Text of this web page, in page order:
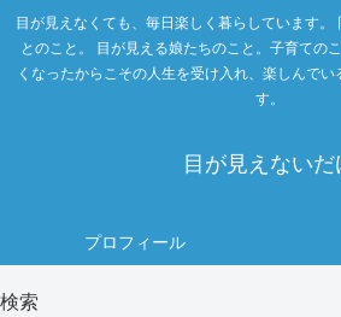
目が見えなくても、毎日楽しく暮らしています。
とのこと。 目が見える娘たちのこと。子育ての
くなったからこその人生を受け入れ、楽しんで
す。
目が見えないだ
プロフィール
検索